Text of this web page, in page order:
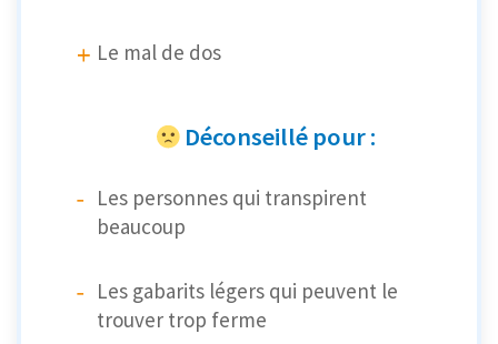
Le mal de dos
Déconseillé pour :
Les personnes qui transpirent
beaucoup
Les gabarits légers qui peuvent le
trouver trop ferme